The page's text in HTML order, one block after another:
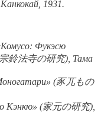
1931.
Фукэсю
鈴法寺の研究), Тама
(豕兀もの
Кэнкю» (家元の研究),